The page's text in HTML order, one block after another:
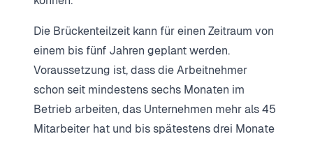
Die Brückenteilzeit kann für einen Zeitraum von
einem bis fünf Jahren geplant werden.
Voraussetzung ist, dass die Arbeitnehmer
schon seit mindestens sechs Monaten im
Betrieb arbeiten, das Unternehmen mehr als 45
Mitarbeiter hat und bis spätestens drei Monate